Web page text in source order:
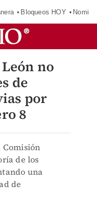
Bloqueos HOY
no
de
por
8
Comisión
de los
una
de